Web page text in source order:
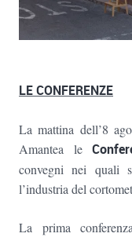
LE CONFERENZE
La mattina dell’8
Amantea le
convegni nei quali
l’industria del
La prima